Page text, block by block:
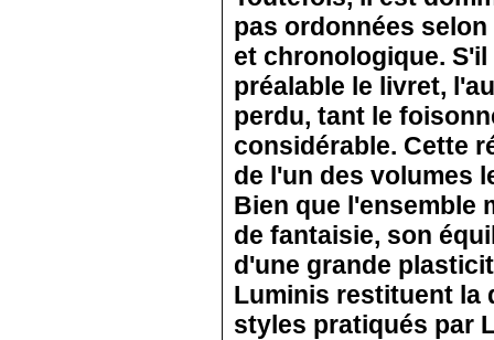
pas ordonnées
et chronologique.
préalable le livret,
perdu, tant le
considérable. Cette
de l'un des volumes
Bien que l'ensemble
de fantaisie, son
d'une grande
Luminis restituent la
styles pratiqués par